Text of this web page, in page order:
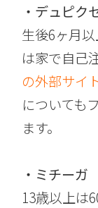
・デュピク
生後6ヶ月
は家で自己
の外部サイ
についても
ます。
・ミチーガ
13歳以上は